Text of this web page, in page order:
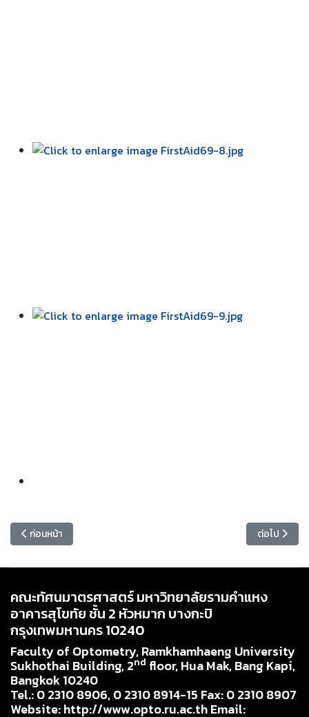
เนื้อหาก่อนหน้า: โครงการ Optometry RU Open House #15
ก่อนหน้า เนื้อหาถัดไ
ต่อไป
คณะทัศนมาตรศาสตร์ มหาวิทยาลัยรามคำแหง
อาคารสุโขทัย ชั้น 2 หัวหมาก บางกะปิ
กรุงเทพมหานคร 10240
Faculty of Optometry, Ramkhamhaeng University
Sukhothai Building, 2nd floor, Hua Mak, Bang Kapi,
Bangkok 10240
Tel.: 0 2310 8906, 0 2310 8914-15 Fax: 0 2310 8907
Website: http://www.opto.ru.ac.th Email: